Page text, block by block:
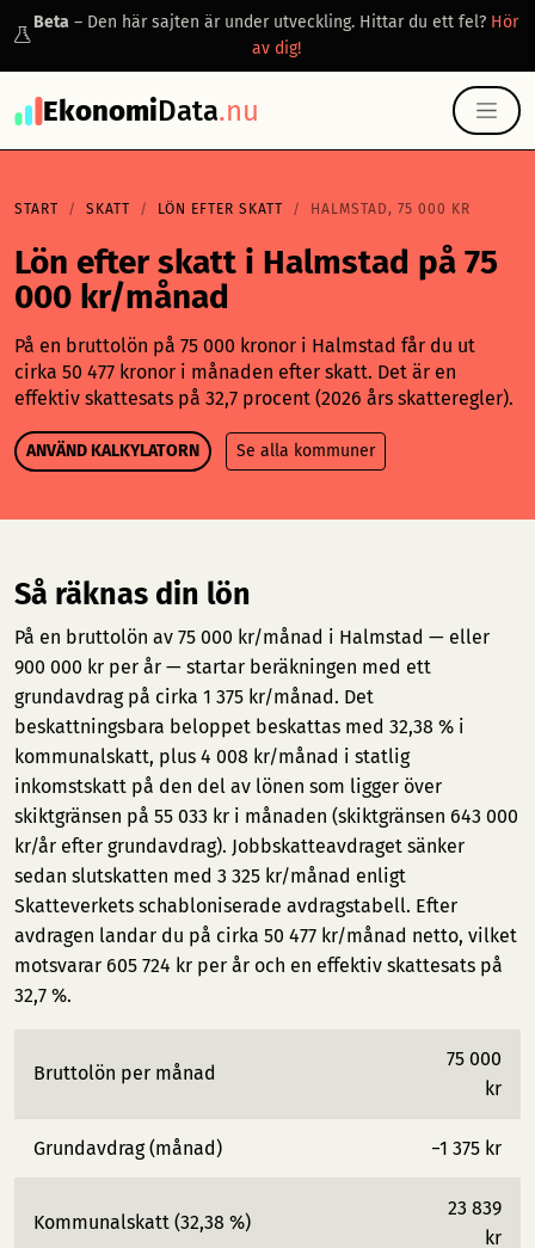
Beta – Den här sajten är under utveckling. Hittar du ett fel? Hör
av dig!
EkonomiData.nu
START SKATT LÖN EFTER SKATT HALMSTAD, 75 000 KR
Lön efter skatt i Halmstad på 75
000 kr/månad
På en bruttolön på 75 000 kronor i Halmstad får du ut
cirka 50 477 kronor i månaden efter skatt. Det är en
effektiv skattesats på 32,7 procent (2026 års skatteregler).
ANVÄND KALKYLATORN Se alla kommuner
Så räknas din lön
På en bruttolön av 75 000 kr/månad i Halmstad — eller
900 000 kr per år — startar beräkningen med ett
grundavdrag på cirka 1 375 kr/månad. Det
beskattningsbara beloppet beskattas med 32,38 % i
kommunalskatt, plus 4 008 kr/månad i statlig
inkomstskatt på den del av lönen som ligger över
skiktgränsen på 55 033 kr i månaden (skiktgränsen 643 000
kr/år efter grundavdrag). Jobbskatteavdraget sänker
sedan slutskatten med 3 325 kr/månad enligt
Skatteverkets schabloniserade avdragstabell. Efter
avdragen landar du på cirka 50 477 kr/månad netto, vilket
motsvarar 605 724 kr per år och en effektiv skattesats på
32,7 %.
Bruttolön per månad
75 000
kr
Grundavdrag (månad) −1 375 kr
Kommunalskatt (32,38 %)
23 839
kr